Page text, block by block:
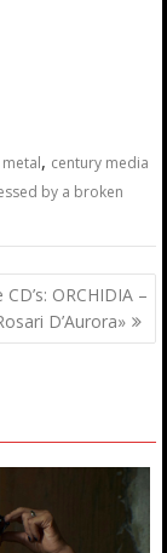
, century media
by a broken
ORCHIDIA –
D’Aurora»